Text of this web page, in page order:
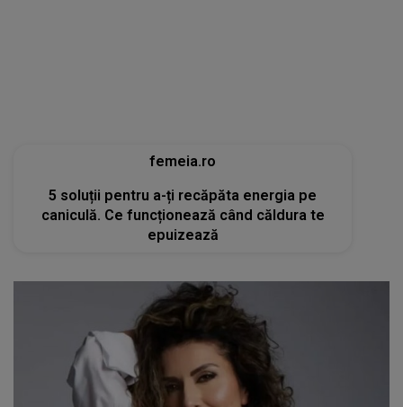
femeia.ro
5 soluții pentru a-ți recăpăta energia pe
caniculă. Ce funcționează când căldura te
epuizează